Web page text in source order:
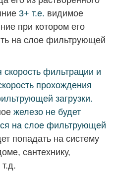
3+ т.е. видимое
при котором его
на слое фильтрующей
скорость фильтрации и
прохождения
загрузки.
железо не будет
на слое фильтрующей
попадать на систему
сантехнику,